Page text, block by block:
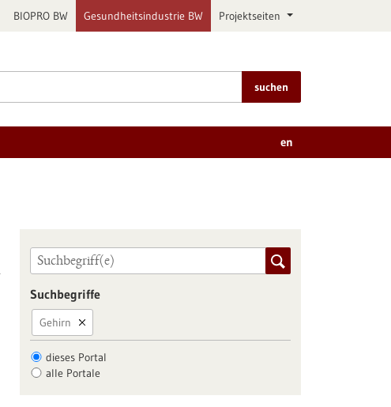
BIOPRO BW Gesundheitsindustrie BW Projektseiten
suchen
en
Suchbegriffe
Gehirn
dieses Portal
alle Portale